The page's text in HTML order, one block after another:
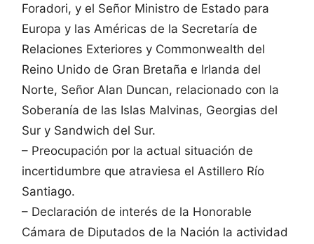
Foradori, y el Señor Ministro de Estado para
Europa y las Américas de la Secretaría de
Relaciones Exteriores y Commonwealth del
Reino Unido de Gran Bretaña e Irlanda del
Norte, Señor Alan Duncan, relacionado con la
Soberanía de las Islas Malvinas, Georgias del
Sur y Sandwich del Sur.
– Preocupación por la actual situación de
incertidumbre que atraviesa el Astillero Río
Santiago.
– Declaración de interés de la Honorable
Cámara de Diputados de la Nación la actividad